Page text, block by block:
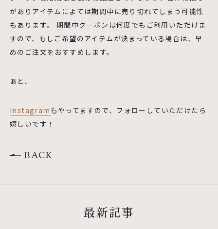
がありアイテムによては期間中に売り切れてしまう可能性
もあります。 期間中クーポンは何度でもご利用いただけま
すので、もしご希望のアイテムが決まっている場合は、早
めのご注文をおすすめします。
あと、
Instagram もやってますので、フォローしていただけたら
嬉しいです！
BACK
最新記事